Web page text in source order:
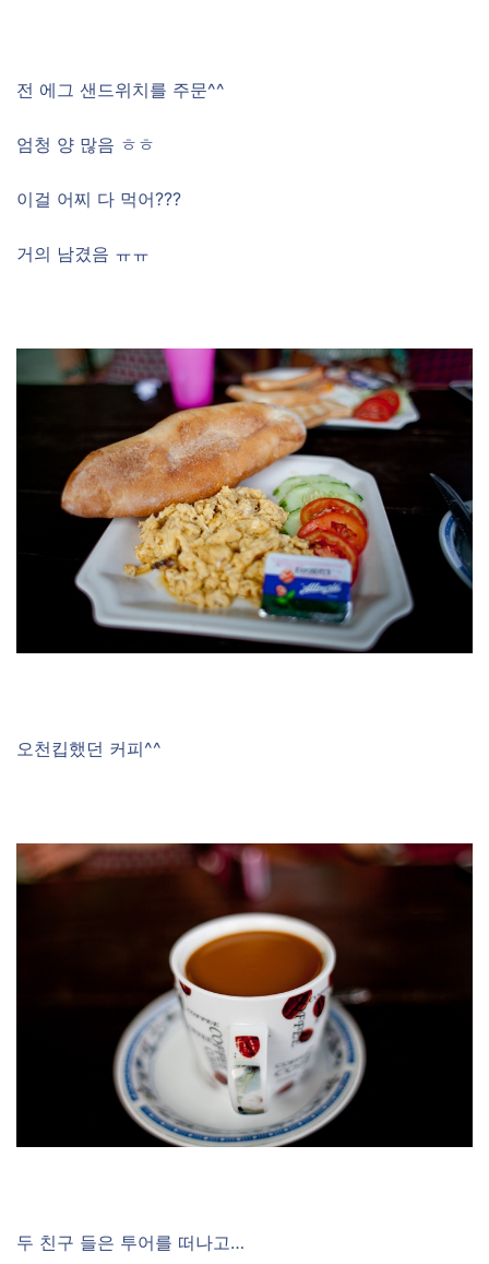
전 에그 샌드위치를 주문^^
엄청 양 많음 ㅎㅎ
이걸 어찌 다 먹어???
거의 남겼음 ㅠㅠ
오천킵했던 커피^^
두 친구 들은 투어를 떠나고…